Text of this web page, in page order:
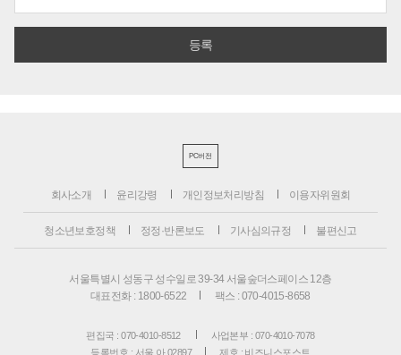
PC버전
회사소개 윤리강령 개인정보처리방침 이용자위원회
청소년보호정책 정정·반론보도 기사심의규정 불편신고
서울특별시 성동구 성수일로 39-34 서울숲더스페이스 12층
대표전화 : 1800-6522
팩스 : 070-4015-8658
편집국 : 070-4010-8512
사업본부 : 070-4010-7078
등록번호 : 서울 아 02897
제호 : 비즈니스포스트